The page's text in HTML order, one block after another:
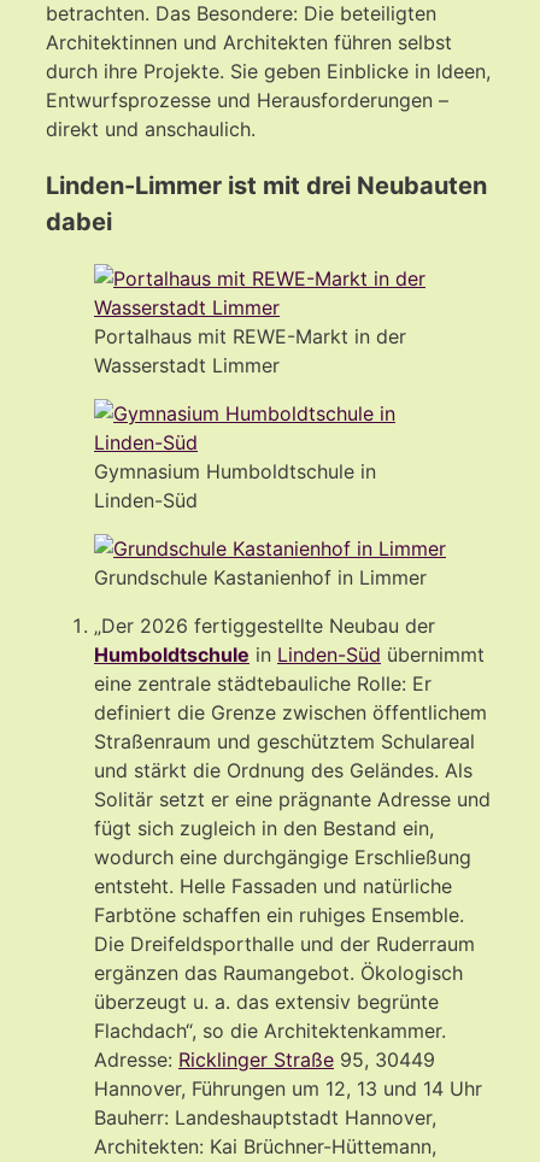
betrachten. Das Besondere: Die beteiligten
Architektinnen und Architekten führen selbst
durch ihre Projekte. Sie geben Einblicke in Ideen,
Entwurfsprozesse und Herausforderungen –
direkt und anschaulich.
Linden-Limmer ist mit drei Neubauten
dabei
Portalhaus mit REWE-Markt in der
Wasserstadt Limmer
Gymnasium Humboldtschule in
Linden-Süd
Grundschule Kastanienhof in Limmer
„Der 2026 fertiggestellte Neubau der
Humboldtschule in Linden-Süd übernimmt
eine zentrale städtebauliche Rolle: Er
definiert die Grenze zwischen öffentlichem
Straßenraum und geschütztem Schulareal
und stärkt die Ordnung des Geländes. Als
Solitär setzt er eine prägnante Adresse und
fügt sich zugleich in den Bestand ein,
wodurch eine durchgängige Erschließung
entsteht. Helle Fassaden und natürliche
Farbtöne schaffen ein ruhiges Ensemble.
Die Dreifeldsporthalle und der Ruderraum
ergänzen das Raumangebot. Ökologisch
überzeugt u. a. das extensiv begrünte
Flachdach“, so die Architektenkammer.
Adresse: Ricklinger Straße 95, 30449
Hannover, Führungen um 12, 13 und 14 Uhr
Bauherr: Landeshauptstadt Hannover,
Architekten: Kai Brüchner-Hüttemann,